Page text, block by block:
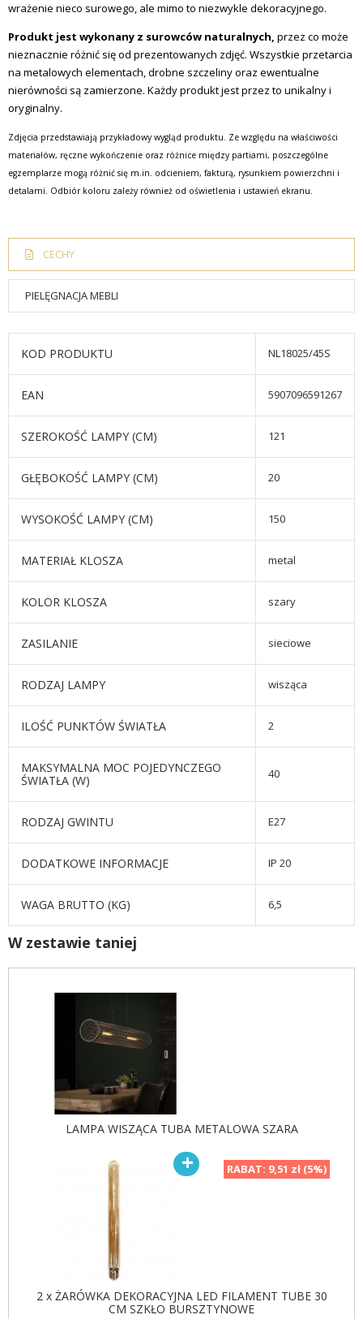
wrażenie nieco surowego, ale mimo to niezwykle dekoracyjnego.
Produkt jest wykonany z surowców naturalnych, przez co może
nieznacznie różnić się od prezentowanych zdjęć. Wszystkie przetarcia
na metalowych elementach, drobne szczeliny oraz ewentualne
nierówności są zamierzone. Każdy produkt jest przez to unikalny i
oryginalny.
Zdjęcia przedstawiają przykładowy wygląd produktu. Ze względu na właściwości
materiałów, ręczne wykończenie oraz różnice między partiami, poszczególne
egzemplarze mogą różnić się m.in. odcieniem, fakturą, rysunkiem powierzchni i
detalami. Odbiór koloru zależy również od oświetlenia i ustawień ekranu.
CECHY
PIELĘGNACJA MEBLI
KOD PRODUKTU NL18025/45S
EAN 5907096591267
SZEROKOŚĆ LAMPY (CM) 121
GŁĘBOKOŚĆ LAMPY (CM) 20
WYSOKOŚĆ LAMPY (CM) 150
MATERIAŁ KLOSZA metal
KOLOR KLOSZA szary
ZASILANIE sieciowe
RODZAJ LAMPY wisząca
ILOŚĆ PUNKTÓW ŚWIATŁA 2
MAKSYMALNA MOC POJEDYNCZEGO
ŚWIATŁA (W)
40
RODZAJ GWINTU E27
DODATKOWE INFORMACJE IP 20
WAGA BRUTTO (KG) 6,5
W zestawie taniej
LAMPA WISZĄCA TUBA METALOWA SZARA
RABAT: 9,51 zł (5%)
2 x ŻARÓWKA DEKORACYJNA LED FILAMENT TUBE 30
CM SZKŁO BURSZTYNOWE